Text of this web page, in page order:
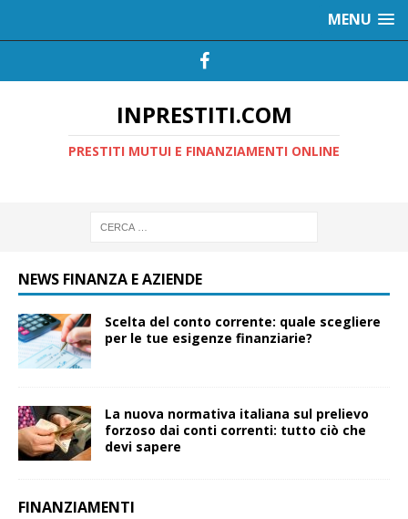
MENU
INPRESTITI.COM
PRESTITI MUTUI E FINANZIAMENTI ONLINE
NEWS FINANZA E AZIENDE
Scelta del conto corrente: quale scegliere
per le tue esigenze finanziarie?
La nuova normativa italiana sul prelievo
forzoso dai conti correnti: tutto ciò che
devi sapere
FINANZIAMENTI